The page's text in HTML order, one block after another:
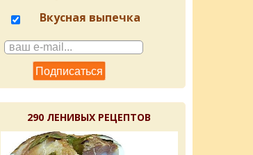
Вкусная выпечка
290 ЛЕНИВЫХ РЕЦЕПТОВ